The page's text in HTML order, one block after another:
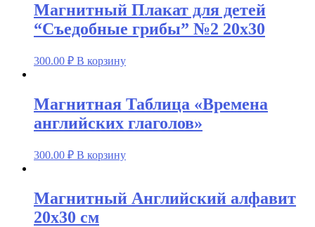
Магнитный Плакат для детей
“Съедобные грибы” №2 20х30
300.00 ₽ В корзину
Магнитная Таблица «Времена
английских глаголов»
300.00 ₽ В корзину
Магнитный Английский алфавит
20х30 см